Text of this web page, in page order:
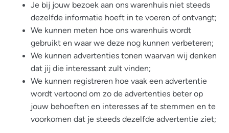
Je bij jouw bezoek aan ons warenhuis niet steeds
dezelfde informatie hoeft in te voeren of ontvangt;
We kunnen meten hoe ons warenhuis wordt
gebruikt en waar we deze nog kunnen verbeteren;
We kunnen advertenties tonen waarvan wij denken
dat jij die interessant zult vinden;
We kunnen registreren hoe vaak een advertentie
wordt vertoond om zo de advertenties beter op
jouw behoeften en interesses af te stemmen en te
voorkomen dat je steeds dezelfde advertentie ziet;